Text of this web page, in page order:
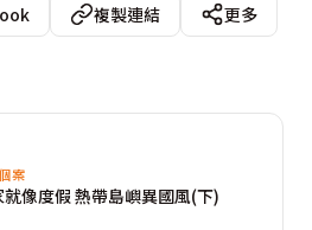
複製連結
更多
案
就像度假 熱帶島嶼異國風(下)